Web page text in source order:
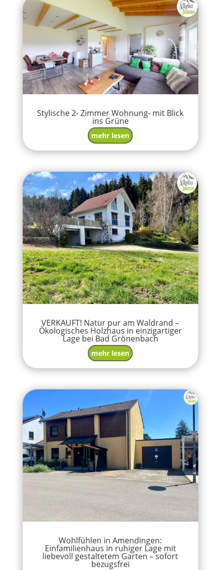
Stylische 2- Zimmer Wohnung- mit Blick
ins Grüne
mehr lesen
VERKAUFT! Natur pur am Waldrand –
Ökologisches Holzhaus in einzigartiger
Lage bei Bad Grönenbach
mehr lesen
Wohlfühlen in Amendingen:
Einfamilienhaus in ruhiger Lage mit
liebevoll gestaltetem Garten – sofort
bezugsfrei